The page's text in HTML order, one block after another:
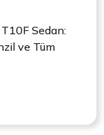
Sedan:
ve Tüm